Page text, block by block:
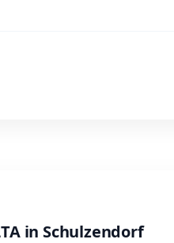
in Schulzendorf